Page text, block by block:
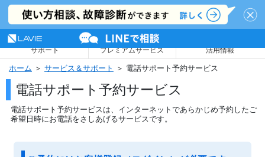
NEC LAVIE公式サイト
サポート プレミアムサービス 活用情報
ホーム ＞ サービス＆サポート ＞ 電話サポート予約サービス
電話サポート予約サービス
電話サポート予約サービスは、インターネットであらかじめ予約したご
希望日時にお電話をさしあげるサービスです。